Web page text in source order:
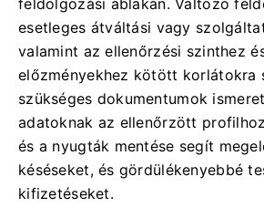
feldolgozási ablakán. Változó
esetleges átváltási vagy
valamint az ellenőrzési szinthez
előzményekhez kötött korlátokra
szükséges dokumentumok
adatoknak az ellenőrzött
és a nyugták mentése segít
késéseket, és gördülékenyebbé
kifizetéseket.